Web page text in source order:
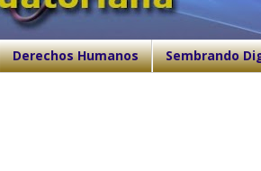
Derechos Humanos Sembrando